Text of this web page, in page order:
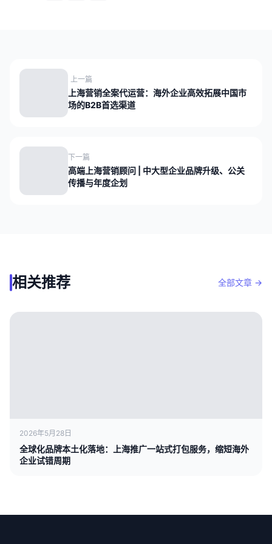
上一篇
上海营销全案代运营：海外企业高效拓展中国市
场的B2B首选渠道
下一篇
高端上海营销顾问 | 中大型企业品牌升级、公关
传播与年度企划
相关推荐 全部文章 →
2026年5月28日
全球化品牌本土化落地：上海推广一站式打包服务，缩短海外
企业试错周期